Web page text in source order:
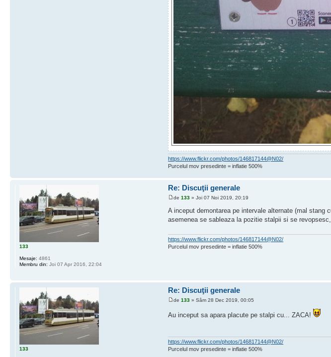
https://www.flickr.com/photos/146817144@N02/
Purcelul mov presedinte = inflatie 500%
Re: Discuţii generale
de133 » Joi 07 Noi 2019, 20:19
A inceput demontarea pe intervale alternate (mal stang
asemenea se sableaza la pozitie stalpii si se revopsesc,
https://www.flickr.com/photos/146817144@N02/
Purcelul mov presedinte = inflatie 500%
133
Mesaje: 4861
Membru din: Joi 07 Apr 2016, 22:04
Re: Discuţii generale
de133 » Sâm 28 Dec 2019, 00:05
Au inceput sa apara placute pe stalpi cu... ZACA!
https://www.flickr.com/photos/146817144@N02/
Purcelul mov presedinte = inflatie 500%
133